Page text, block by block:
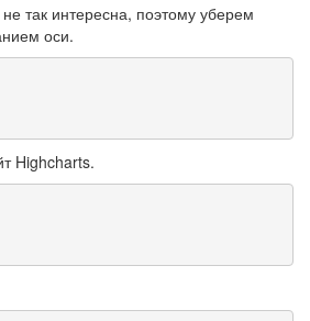
так интересна, поэтому уберем
оси.
Highcharts.